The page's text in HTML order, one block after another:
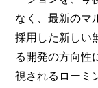
なく、最新のマ
採用した新しい
る開発の方向性
視されるローミ